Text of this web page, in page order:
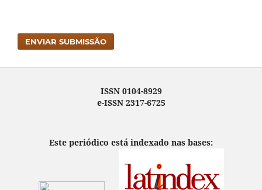
ENVIAR SUBMISSÃO
ISSN 0104-8929
e-ISSN 2317-6725
Este periódico está indexado nas bases: